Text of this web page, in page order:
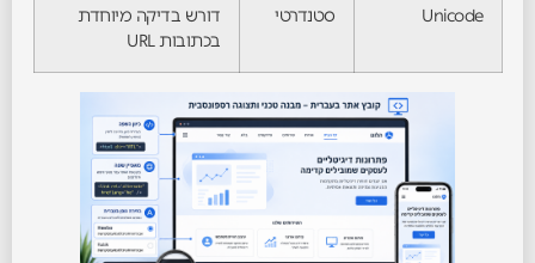
Unicode סטנדרטי
דורש בדיקה מיוחדת
בכתובות URL